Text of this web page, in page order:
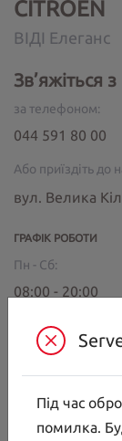
CITROËN
ВІДІ Елеганс
Зв’яжіться
за телефоном:
044 591 80 00
Або приїздіть до
вул. Велика
ГРАФІК РОБОТИ
Пн - Сб:
08:00 - 20:00
09:00-18:00
МИ В СОЦ.
Під час
помилка.